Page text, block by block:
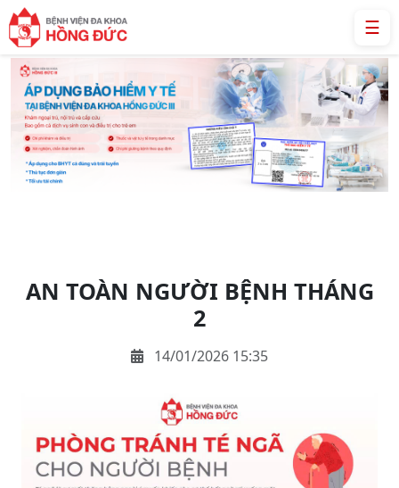
☰
AN TOÀN NGƯỜI BỆNH THÁNG
2
14/01/2026 15:35